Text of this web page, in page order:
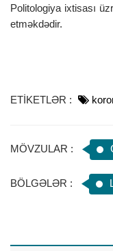
Politologiya ixtisası
etməkdədir.
ETİKETLƏR :
MÖVZULAR :
BÖLGƏLƏR :